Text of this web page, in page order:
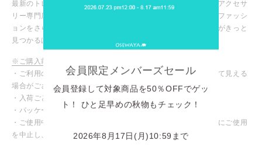
最新のトレンドアイテムからマストなデイリーアイテムまで、アクセサ
リー専門店ならではの豊富な商品ラインナップ！お気に入りのファッシ
ョンをさらに引き立ててくれる、あなたにピッタリのアイテムがきっと
見つかるはず！
※ご購入前に必ずご確認ください
・ご利用のモニターや設定により、実際の商品と色味が異なって見える
場合がございます。
・入荷ごとに色味や仕様が変わる場合がございます。
・パッケージや台紙等が変わる場合がございます。
・ご使用中、皮膚にかゆみや腫れなど異常を感じた場合は直ちにご使用
を中止し、専門医にご相談ください。
会員限定メンバーズセール
会員登録して対象商品を50％OFFでゲッ
ト！ ひと足早めの秋物もチェック！
2026年8月17日(月)10:59まで